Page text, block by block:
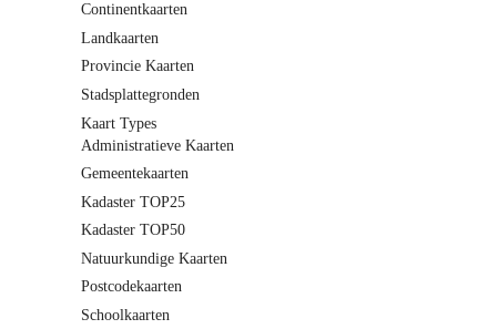
Continentkaarten
Landkaarten
Provincie Kaarten
Stadsplattegronden
Kaart Types
Administratieve Kaarten
Gemeentekaarten
Kadaster TOP25
Kadaster TOP50
Natuurkundige Kaarten
Postcodekaarten
Schoolkaarten